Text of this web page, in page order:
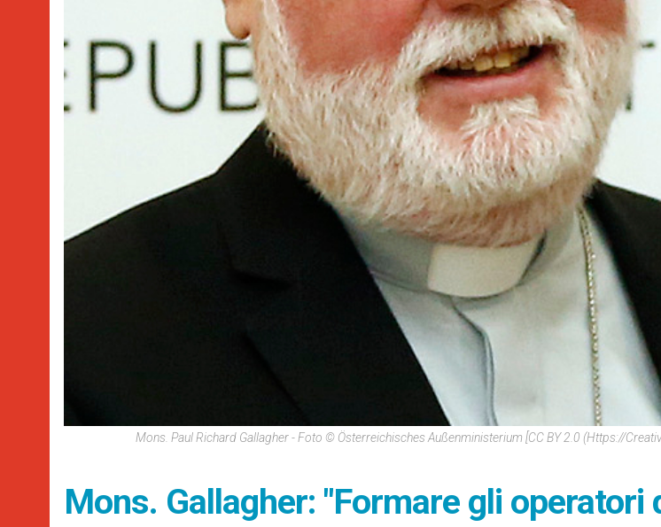
Mons. Paul Richard Gallagher - Foto © Österreichisches Außenministerium [CC BY 2.0 (https://
Mons. Gallagher: "Formare gli operatori